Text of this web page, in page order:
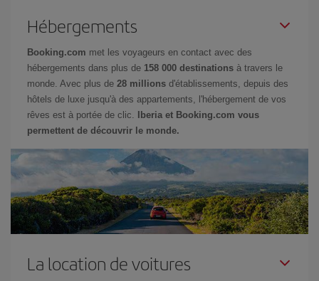
Hébergements
Booking.com met les voyageurs en contact avec des
hébergements dans plus de 158 000 destinations à travers le
monde. Avec plus de 28 millions d'établissements, depuis des
hôtels de luxe jusqu'à des appartements, l'hébergement de vos
rêves est à portée de clic.
Iberia et Booking.com vous
permettent de découvrir le monde.
La location de voitures